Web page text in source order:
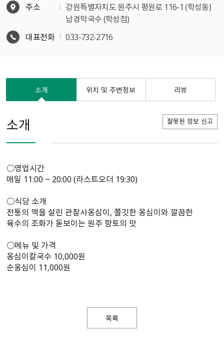
주소
강원특별자치도 원주시 평원로 116-1 (학성동)
남경막국수 (학성점)
대표전화
033-732-2716
소개 위치 및 주변정보 리뷰
소개 잘못된 정보 신고
○영업시간
매일 11:00 ~ 20:00 (라스트오더 19:30)
○식당 소개
전통의 맥을 살린 관찰사옹심이, 쫄깃한 옹심이와 깔끔한
육수의 조화가 돋보이는 원주 향토의 맛
○메뉴 및 가격
옹심이칼국수 10,000원
순옹심이 11,000원
목록